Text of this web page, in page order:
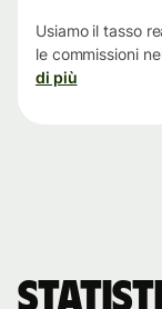
Usiamo il tasso
le commissioni
di più